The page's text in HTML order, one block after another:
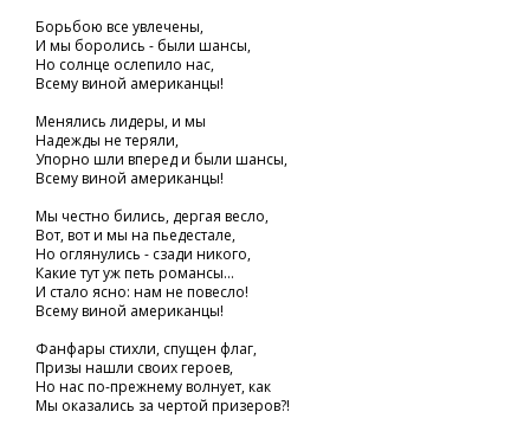
Борьбою все увлечены,
И мы боролись - были шансы,
Но солнце ослепило нас,
Всему виной американцы!
Менялись лидеры, и мы
Надежды не теряли,
Упорно шли вперед и были шансы,
Всему виной американцы!
Мы честно бились, дергая весло,
Вот, вот и мы на пьедестале,
Но оглянулись - сзади никого,
Какие тут уж петь романсы...
И стало ясно: нам не повесло!
Всему виной американцы!
Фанфары стихли, спущен флаг,
Призы нашли своих героев,
Но нас по-прежнему волнует, как
Мы оказались за чертой призеров?!